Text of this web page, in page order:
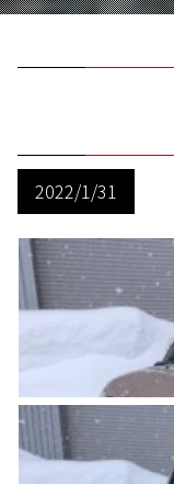
2022/1/31